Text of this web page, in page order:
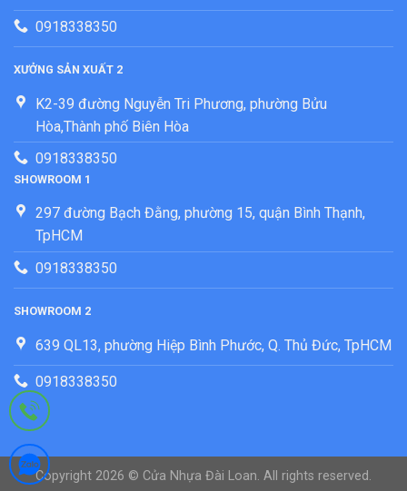
0918338350
XƯỞNG SẢN XUẤT 2
K2-39 đường Nguyễn Tri Phương, phường Bửu
Hòa,Thành phố Biên Hòa
0918338350
SHOWROOM 1
297 đường Bạch Đằng, phường 15, quận Bình Thạnh,
TpHCM
0918338350
SHOWROOM 2
639 QL13, phường Hiệp Bình Phước, Q. Thủ Đức, TpHCM
0918338350
Copyright 2026 © Cửa Nhựa Đài Loan. All rights reserved.